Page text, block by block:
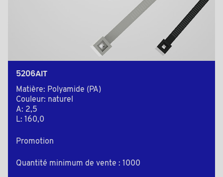
5206AIT
Matière: Polyamide (PA)
Couleur: naturel
A: 2,5
L: 160,0
Promotion
Quantité minimum de vente : 1000